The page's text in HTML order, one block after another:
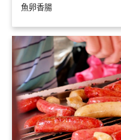
魚卵香腸